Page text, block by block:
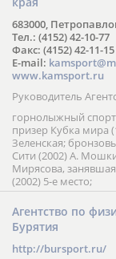
683000,
Тел.: (4152) 42-10-77
Факс: (4152) 42-11-15
E-mail:
www.kamsport.ru
Руководитель
горнолыжный
призер Кубка мира
Зеленская;
Сити (2002) А.
Мирясова,
(2002) 5-е место;
Агентство по
Бурятия
http://bursport.ru/